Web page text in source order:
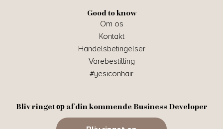
Good to know
Om os
Kontakt
Handelsbetingelser
Varebestilling
#yesiconhair
Bliv ringet ор af din kommende Business Developer